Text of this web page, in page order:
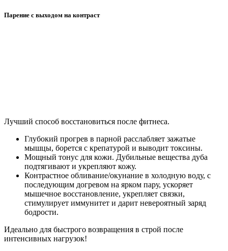
Парение с выходом на контраст
Лучший способ восстановиться после фитнеса.
Глубокий прогрев в парной расслабляет зажатые
мышцы, борется с крепатурой и выводит токсины.
Мощный тонус для кожи. Дубильные вещества дуба
подтягивают и укрепляют кожу.
Контрастное обливание/окунание в холодную воду, с
последующим догревом на ярком пару, ускоряет
мышечное восстановление, укрепляет связки,
стимулирует иммунитет и дарит невероятный заряд
бодрости.
Идеально для быстрого возвращения в строй после
интенсивных нагрузок!